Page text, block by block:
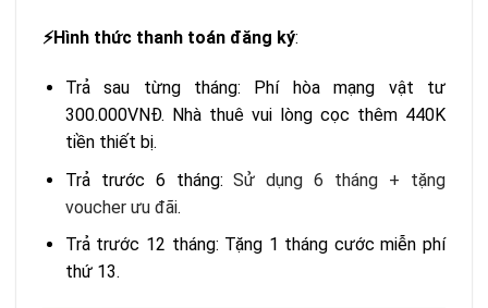
⚡️Hình thức thanh toán đăng ký:
Trả sau từng tháng: Phí hòa mạng vật tư
300.000VNĐ. Nhà thuê vui lòng cọc thêm 440K
tiền thiết bị.
Trả trước 6 tháng:Sử dụng 6 tháng + tặng
voucher ưu đãi.
Trả trước 12 tháng: Tặng 1 tháng cước miễn phí
thứ 13.